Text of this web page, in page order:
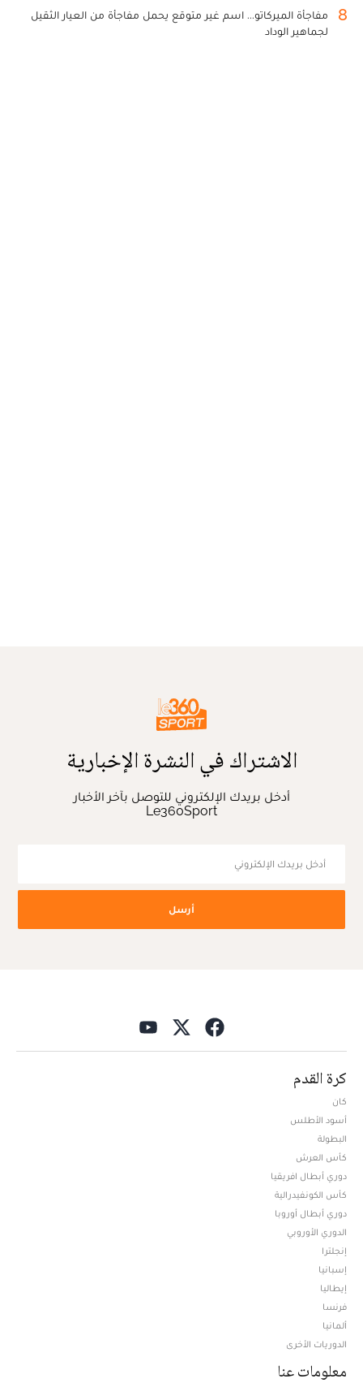
8
مفاجأة الميركاتو... اسم غير متوقع يحمل مفاجأة من العيار الثقيل
لجماهير الوداد
الاشتراك في النشرة الإخبارية
أدخل بريدك الإلكتروني للتوصل بآخر الأخبار
Le360Sport
أرسل
كرة القدم
كان
أسود الأطلس
البطولة
كأس العرش
دوري أبطال افريقيا
كأس الكونفيدرالية
دوري أبطال أوروبا
الدوري الأوروبي
إنجلترا
إسبانيا
إيطاليا
فرنسا
ألمانيا
الدوريات الأخرى
معلومات عنا